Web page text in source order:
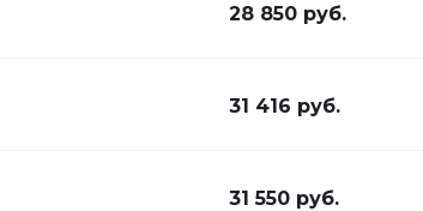
28 850 руб.
31 416 руб.
31 550 руб.